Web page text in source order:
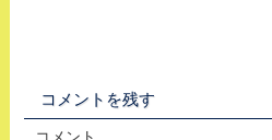
コメントを残す
コメント